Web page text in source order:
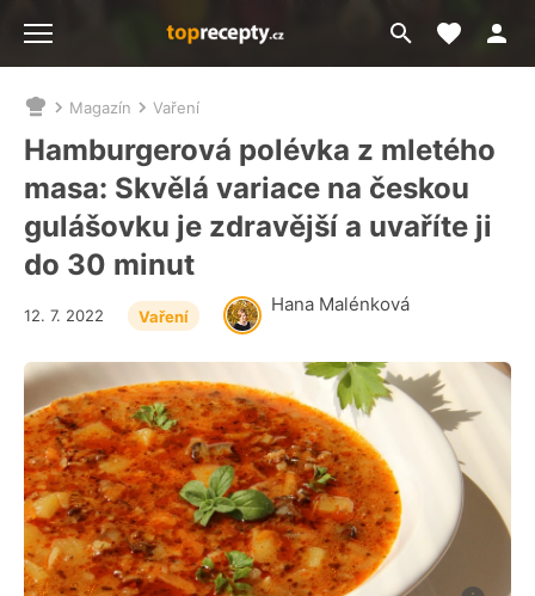
Přejít
na
Moje
Nacházíte
se
zde:
Magazín Vaření
Hamburgerová polévka z mletého
masa: Skvělá variace na českou
gulášovku je zdravější a uvaříte ji
do 30 minut
Hana Malénková
12. 7. 2022 Vaření